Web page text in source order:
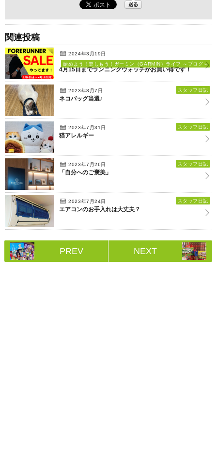
関連投稿
2024年3月19日
始めよう！楽しもう！ガーミン（GARMIN）ライフ ～ブログ～
4月15日までランニングウォッチがお買い得です！
2023年8月7日 スタッフ日記
ネコバッグ当選♪
2023年7月31日 スタッフ日記
猫アレルギー
2023年7月26日 スタッフ日記
「自分へのご褒美」
2023年7月24日 スタッフ日記
エアコンのお手入れは大丈夫？
PREV NEXT